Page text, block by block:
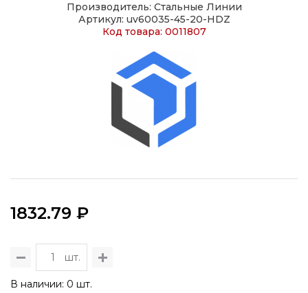
Производитель: Стальные Линии
Артикул: uv60035-45-20-HDZ
Код товара: 0011807
1832.79 ₽
шт.
В наличии: 0 шт.